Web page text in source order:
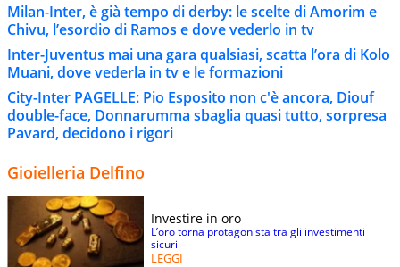
Milan-Inter, è già tempo di derby: le scelte di Amorim e
Chivu, l’esordio di Ramos e dove vederlo in tv
Inter-Juventus mai una gara qualsiasi, scatta l’ora di Kolo
Muani, dove vederla in tv e le formazioni
City-Inter PAGELLE: Pio Esposito non c'è ancora, Diouf
double-face, Donnarumma sbaglia quasi tutto, sorpresa
Pavard, decidono i rigori
Gioielleria Delfino
Investire in oro
L’oro torna protagonista tra gli investimenti
sicuri
LEGGI